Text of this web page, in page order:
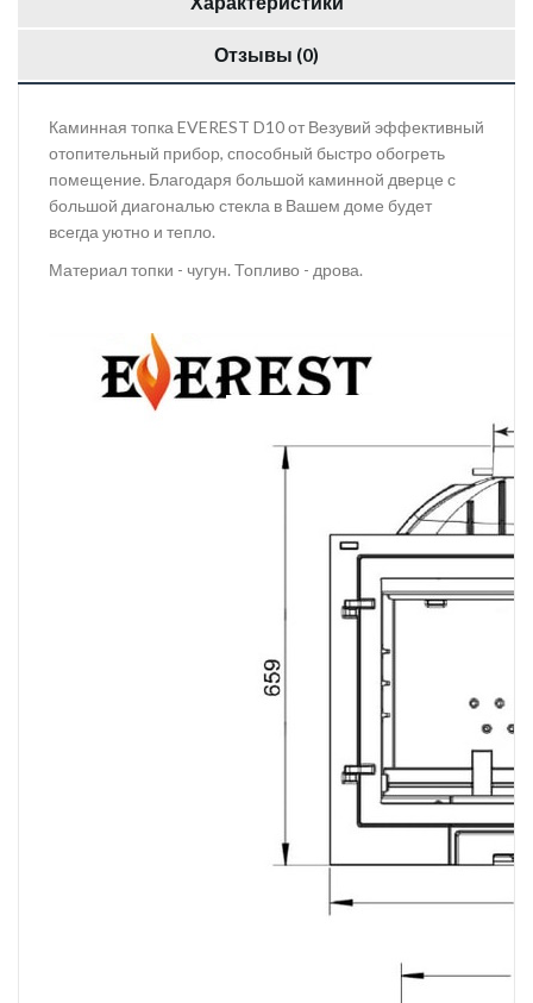
Отзывы (0)
Каминная топка EVEREST D10 от Везувий эффективный
отопительный прибор, способный быстро обогреть
помещение. Благодаря большой каминной дверце с
большой диагональю стекла в Вашем доме будет
всегда уютно и тепло.
Материал топки - чугун. Топливо - дрова.